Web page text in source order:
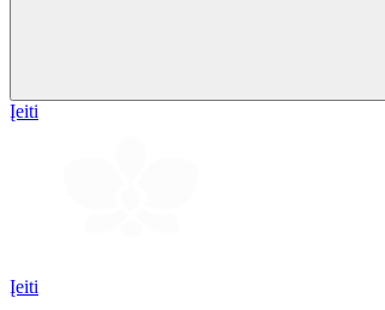
Įeiti
Įeiti